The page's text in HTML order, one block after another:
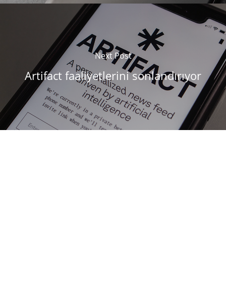
Next Post
Artifact faaliyetlerini sonlandırıyor